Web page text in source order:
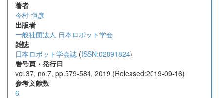
著者
今村 恒彦
出版者
一般社団法人 日本ロボット学会
雑誌
日本ロボット学会誌 (ISSN:02891824)
巻号頁・発行日
vol.37, no.7, pp.579-584, 2019 (Released:2019-09-16)
参考文献数
6